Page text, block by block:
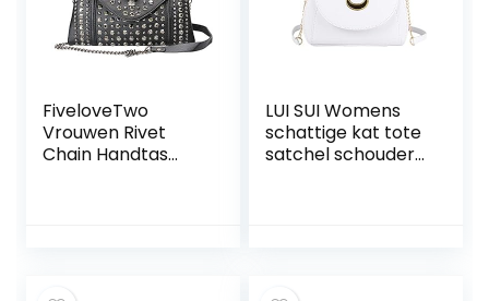
FiveloveTwo
Vrouwen Rivet
Chain Handtas
LUI SUI Womens
schattige kat tote
satchel schouder